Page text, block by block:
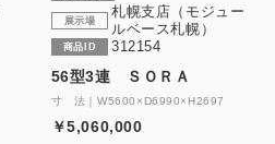
展示場
札幌支店（モジュー
ルベース札幌）
商品ID 312154
56型3連 ＳＯＲＡ
寸 法｜W5600×D6990×H2697
￥5,060,000